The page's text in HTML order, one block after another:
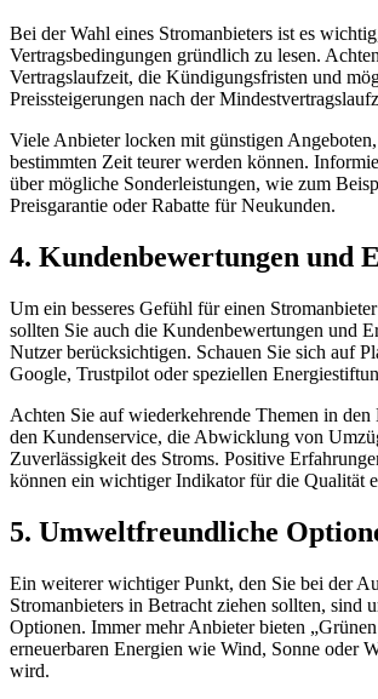
Bei der Wahl eines Stromanbieters ist es
Vertragsbedingungen gründlich zu lesen.
Vertragslaufzeit, die Kündigungsfristen und
Preissteigerungen nach der
Viele Anbieter locken mit günstigen
bestimmten Zeit teurer werden können.
über mögliche Sonderleistungen, wie zum
Preisgarantie oder Rabatte für Neukunden.
4. Kundenbewertungen und
Um ein besseres Gefühl für einen
sollten Sie auch die Kundenbewertungen und
Nutzer berücksichtigen. Schauen Sie sich auf
Google, Trustpilot oder speziellen
Achten Sie auf wiederkehrende Themen in
den Kundenservice, die Abwicklung von
Zuverlässigkeit des Stroms. Positive
können ein wichtiger Indikator für die Qualität
5. Umweltfreundliche
Ein weiterer wichtiger Punkt, den Sie bei der
Stromanbieters in Betracht ziehen sollten, sind
Optionen. Immer mehr Anbieter bieten
erneuerbaren Energien wie Wind, Sonne oder
wird.